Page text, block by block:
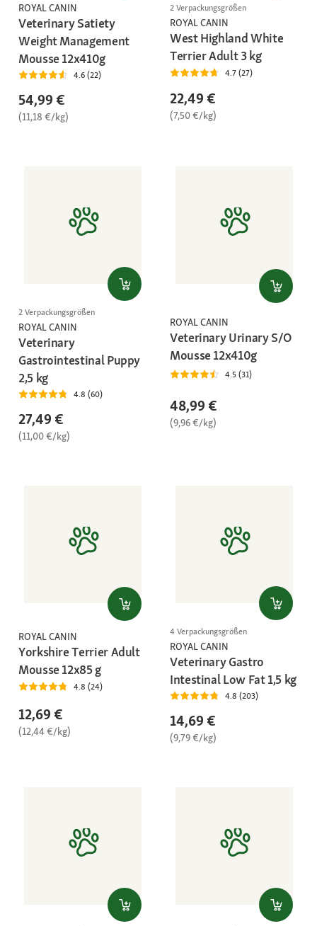
ROYAL CANIN
Veterinary Satiety
Weight Management
Mousse 12x410g
4.6 (22)
54,99 €
(11,18 €/kg)
2 Verpackungsgrößen
ROYAL CANIN
West Highland White
Terrier Adult 3 kg
4.7 (27)
22,49 €
(7,50 €/kg)
2 Verpackungsgrößen
ROYAL CANIN
Veterinary
Gastrointestinal Puppy
2,5 kg
4.8 (60)
27,49 €
(11,00 €/kg)
ROYAL CANIN
Veterinary Urinary S/O
Mousse 12x410g
4.5 (31)
48,99 €
(9,96 €/kg)
ROYAL CANIN
Yorkshire Terrier Adult
Mousse 12x85 g
4.8 (24)
12,69 €
(12,44 €/kg)
4 Verpackungsgrößen
ROYAL CANIN
Veterinary Gastro
Intestinal Low Fat 1,5 kg
4.8 (203)
14,69 €
(9,79 €/kg)